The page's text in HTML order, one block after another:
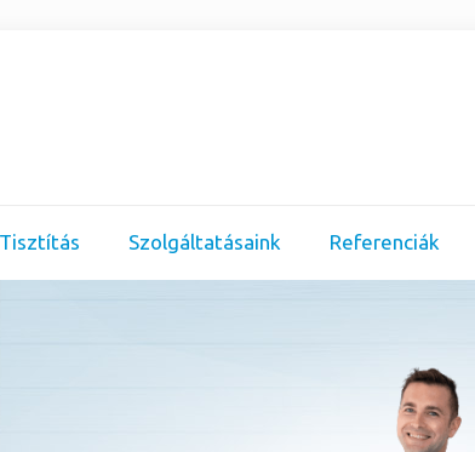
Szolgáltatásaink Referenciák